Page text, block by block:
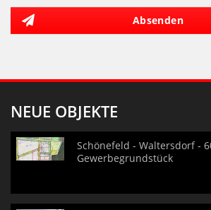
Absenden
NEUE OBJEKTE
Schönefeld - Waltersdorf -
Gewerbegrundstück